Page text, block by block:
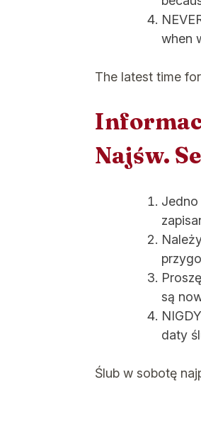
when
The latest time
Najśw.
Jedno
są
daty
Ślub w sobotę